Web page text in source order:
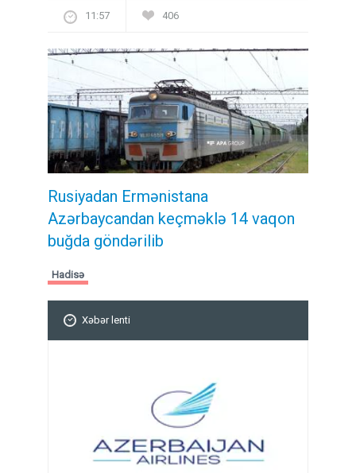
11:57 406
Rusiyadan Ermənistana
Azərbaycandan keçməklə 14 vaqon
buğda göndərilib
Hadisə
Xəbər lenti